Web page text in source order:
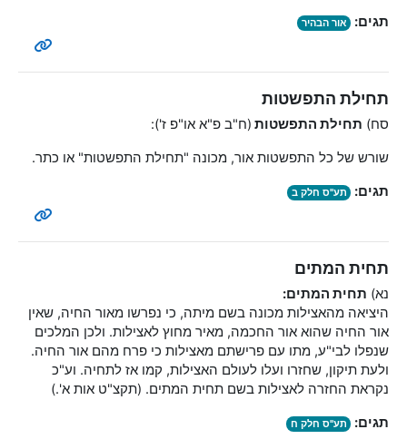
תגים: אור הבהיר
תחילת התפשטות
סח) תחילת התפשטות (ח"ב פ"א או"פ ז'):
שורש של כל התפשטות אור, מכונה "תחילת התפשטות" או כתר.
תגים: תע"ס חלק ב
תחית המתים
נא) תחית המתים:
היציאה מהאצילות מכונה בשם מיתה, כי נפרשו מאור החיה, שאין
אור החיה שהוא אור החכמה, מאיר מחוץ לאצילות. ולכן המלכים
שנפלו לבי"ע, מתו עם פרישתם מאצילות כי פרח מהם אור החיה.
ולעת תיקון, שחזרו ועלו לעולם האצילות, קמו אז לתחיה. וע"כ
נקראת החזרה לאצילות בשם תחית המתים. (תקצ"ט אות א'.)
תגים: תע"ס חלק ח